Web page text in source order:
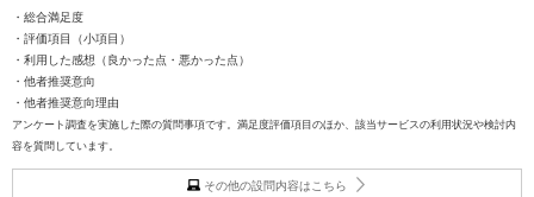
・総合満足度
・評価項目（小項目）
・利用した感想（良かった点・悪かった点）
・他者推奨意向
・他者推奨意向理由
アンケート調査を実施した際の質問事項です。満足度評価項目のほか、該当サービスの利用状況や検討内
容を質問しています。
その他の設問内容はこちら